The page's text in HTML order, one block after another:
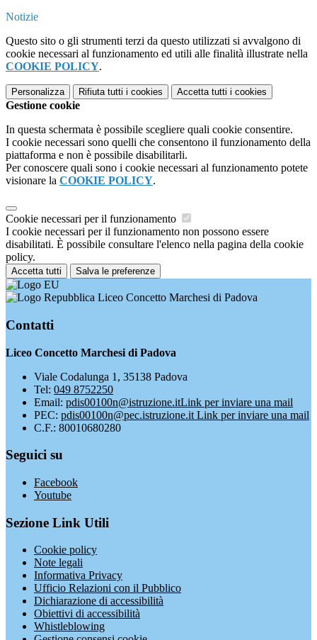
Notizie
Questo sito o gli strumenti terzi da questo utilizzati si avvalgono di
cookie necessari al funzionamento ed utili alle finalità illustrate nella
COOKIE POLICY.
Personalizza Rifiuta tutti i cookies Accetta tutti i cookies
Gestione cookie
In questa schermata è possibile scegliere quali cookie consentire.
I cookie necessari sono quelli che consentono il funzionamento della
piattaforma e non è possibile disabilitarli.
Per conoscere quali sono i cookie necessari al funzionamento potete
visionare la COOKIE POLICY.
Cookie necessari per il funzionamento
I cookie necessari per il funzionamento non possono essere
disabilitati. È possibile consultare l'elenco nella pagina della cookie
policy.
Accetta tutti Salva le preferenze
Liceo Concetto Marchesi di Padova
Contatti
Liceo Concetto Marchesi di Padova
Viale Codalunga 1, 35138 Padova
Tel: 049 8752250
Email: pdis00100n@istruzione.itLink per inviare una mail
PEC: pdis00100n@pec.istruzione.it Link per inviare una mail
C.F.: 80010680280
Seguici su
Facebook
Youtube
Sezione Link Utili
Cookie policy
Note legali
Informativa Privacy
Ufficio Relazioni con il Pubblico
Dichiarazione di accessibilità
Obiettivi di accessibilità
Whistleblowing